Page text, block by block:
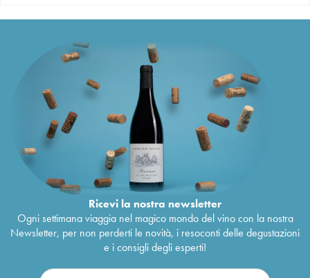
Ricevi la nostra newsletter
Ogni settimana viaggia nel magico mondo del vino con la nostra
Newsletter, per non perderti le novità, i resoconti delle degustazioni
e i consigli degli esperti!